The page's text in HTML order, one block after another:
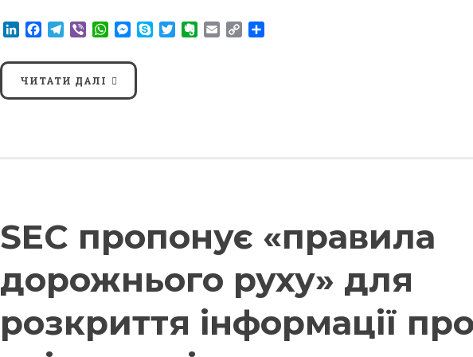
LinkedIn
Facebook
Telegram
ViberWhatsApp
Messenger
SkypeTwitterEvernote
EmailCopy
ЧИТАТИ ДАЛІ
SEC пропонує «правила
дорожнього руху» для
розкриття інформації